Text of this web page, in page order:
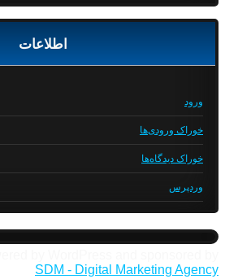
اطلاعات
ورود
خوراک ورودی‌ها
خوراک دیدگاه‌ها
وردپرس
SDM - Digital Marketing Agency